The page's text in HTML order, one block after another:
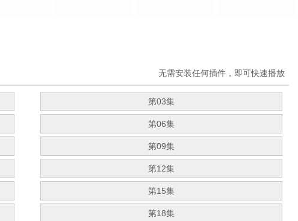
无需安装任何插件，即可快速播放
第03集
第06集
第09集
第12集
第15集
第18集